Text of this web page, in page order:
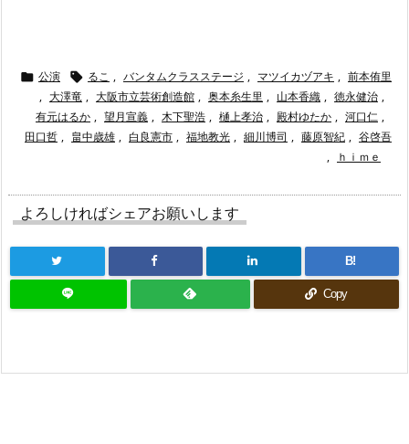
 公演  るこ , バンタムクラスステージ , マツイカヅアキ , 前本侑里
, 大澤竜 , 大阪市立芸術創造館 , 奥本糸生里 , 山本香織 , 徳永健治 ,
有元はるか , 望月宣義 , 木下聖浩 , 樋上孝治 , 殿村ゆたか , 河口仁 ,
田口哲 , 畠中歳雄 , 白良憲市 , 福地教光 , 細川博司 , 藤原智紀 , 谷啓吾
,
ｈｉｍｅ
よろしければシェアお願いします
B!
Copy